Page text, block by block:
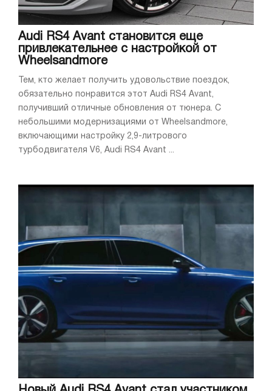
Audi RS4 Avant становится еще
привлекательнее с настройкой от
Wheelsandmore
Тем, кто желает получить удовольствие поездок,
обязательно понравится этот Audi RS4 Avant,
получивший отличные обновления от тюнера. С
небольшими модернизациями от Wheelsandmore,
включающими настройку 2,9-литрового
турбодвигателя V6, Audi RS4 Avant ...